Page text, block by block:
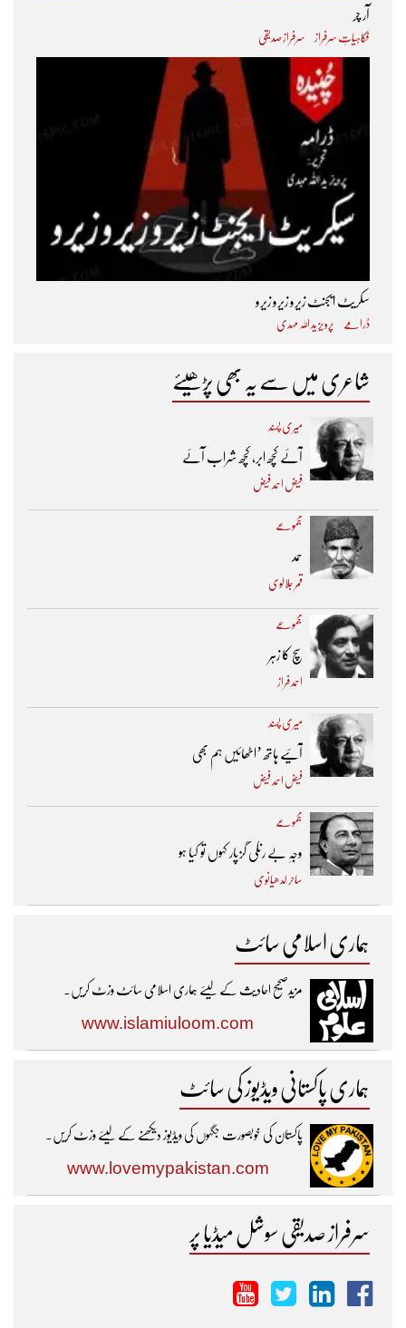
آر چر
فکاہیاتِ سرفراز سرفراز صدیقی
سکریٹ ایجنٹ زیرو زیرو زیرو
ڈرامے پرویز ید اللہ مہدی
شاعری میں سے یہ بھی پڑھیئے
میری پسند
آئے کچھ ابر، کچھ شراب آئے
فیض احمد فیض
مجموعے
حمد
قمر جلالوی
مجموعے
سچ کا زہر
احمد فراز
میری پسند
آئیے ہاتھ ’اٹھائیں ہم بھی
فیض احمد فیض
مجموعے
وجہِ بے رنگی گزپار کہوں تو کیا ہو
ساحر لدھیانوی
ہماری اسلامی سائٹ
مزیدصحیح احادیث کے لیئے ہماری اسلامی سائٹ وزٹ کریں۔
www.islamiuloom.com
ہماری پاکستانی ویڈیوز کی سائٹ
پاکستان کی خوبصورت جگہوں کی ویڈیوز دیکھنے کے لیئے وزٹ کریں۔
www.lovemypakistan.com
سرفراز صدیقی سوشل میڈیا پر